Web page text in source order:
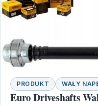
PRODUKT WAŁY
Euro Driveshafts